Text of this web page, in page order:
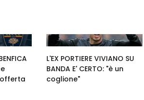
L'EX PORTIERE VIVIANO SU
BANDA E' CERTO: "è un
coglione"